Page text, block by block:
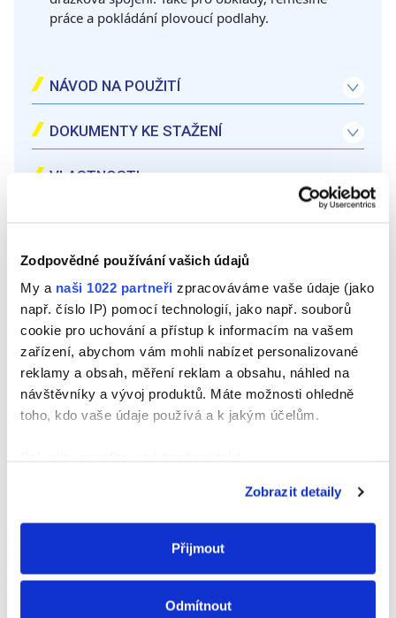
Zodpovědné používání vašich údajů
My a naši 1022 partneři zpracováváme vaše údaje (jako
např. číslo IP) pomocí technologií, jako např. souborů
cookie pro uchování a přístup k informacím na vašem
zařízení, abychom vám mohli nabízet personalizované
reklamy a obsah, měření reklam a obsahu, náhled na
návštěvníky a vývoj produktů. Máte možnosti ohledně
toho, kdo vaše údaje používá a k jakým účelům.
poloze, které mohou být přesné na několik metrů
Identifikovali vaše zařízení pomocí aktivního
skenování pro konkrétní charakteristiky (otisk prstu)
Zjistěte více o tom, jak zpracováváme vaše osobní
Svůj souhlas můžete kdykoliv změnit nebo odvolat v
Zobrazit detaily
Přijmout
Odmítnout
práce a pokládání plovoucí podlahy.
NÁVOD NA POUŽITÍ
DOKUMENTY KE STAŽENÍ
VLASTNOSTI
D3: Odolnost vlhkosti
Rychlé přilepení za 5 minut
Interiér a exteriér
Lze natírat barvou i lakem. Spoj lze brousit a
hoblovat
Aplikační teplota +5 až +35 °C
Související produkty